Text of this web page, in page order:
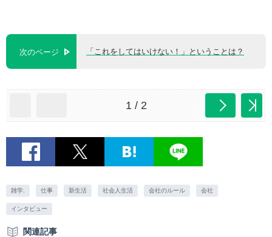
次のページ 「これをしてはいけない！」ということは？
1 / 2
雑学. 仕事 新生活 社会人生活 会社のルール 会社
インタビュー
関連記事